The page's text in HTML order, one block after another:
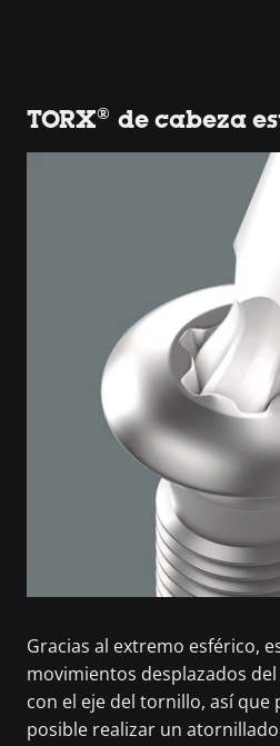
TORX® de cabeza
Gracias al extremo esférico,
movimientos desplazados
con el eje del tornillo, así que
posible realizar un atornillado